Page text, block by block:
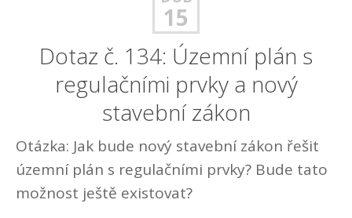
15
Dotaz č. 134: Územní plán s
regulačními prvky a nový
stavební zákon
Otázka: Jak bude nový stavební zákon řešit
územní plán s regulačními prvky? Bude tato
možnost ještě existovat?